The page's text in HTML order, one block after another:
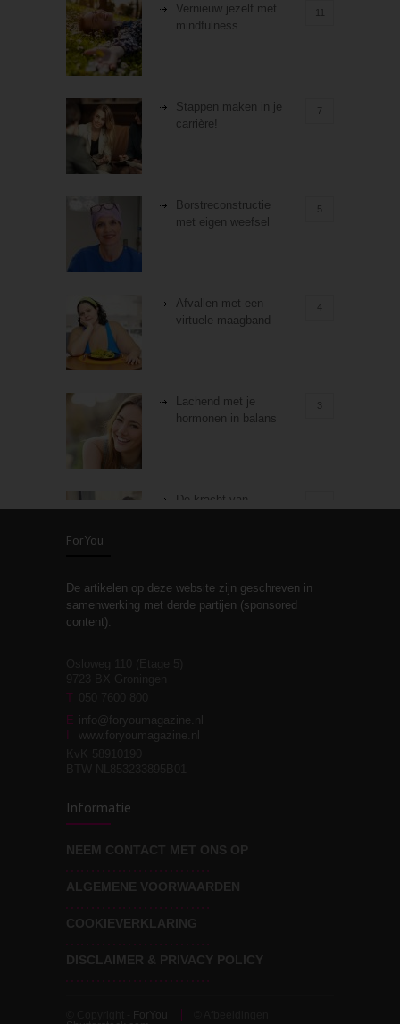
Vernieuw jezelf met
mindfulness
Stappen maken in je
carrière!
7
Borstreconstructie
met eigen weefsel
5
Afvallen met een
virtuele maagband
4
Lachend met je
hormonen in balans
3
De kracht van
Stiefouderschap en
relaties
moeite!
Wat voor leider wil jij
zijn?
ForYou
De artikelen op deze website zijn geschreven in
samenwerking met derde partijen (sponsored
content).
T
E info@foryoumagazine.nl
www.foryoumagazine.nl
Informatie
NEEM CONTACT MET ONS OP
ALGEMENE VOORWAARDEN
COOKIEVERKLARING
DISCLAIMER & PRIVACY POLICY
ForYou